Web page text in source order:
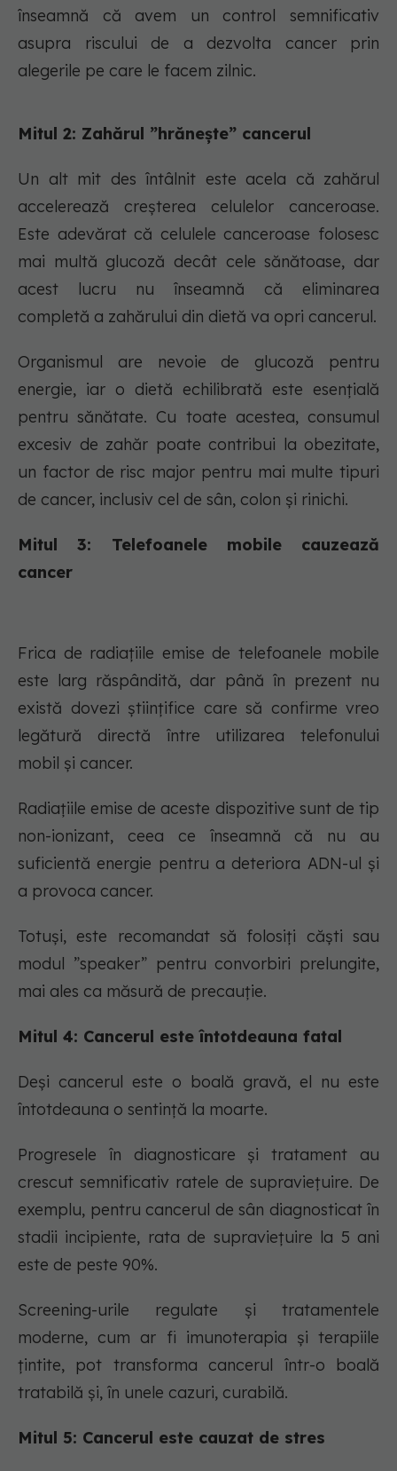
înseamnă că avem un control semnificativ
asupra riscului de a dezvolta cancer prin
alegerile pe care le facem zilnic.
Mitul 2: Zahărul ”hrănește” cancerul
Un alt mit des întâlnit este acela că zahărul
accelerează creșterea celulelor canceroase.
Este adevărat că celulele canceroase folosesc
mai multă glucoză decât cele sănătoase, dar
acest lucru nu înseamnă că eliminarea
completă a zahărului din dietă va opri cancerul.
Organismul are nevoie de glucoză pentru
energie, iar o dietă echilibrată este esențială
pentru sănătate. Cu toate acestea, consumul
excesiv de zahăr poate contribui la obezitate,
un factor de risc major pentru mai multe tipuri
de cancer, inclusiv cel de sân, colon și rinichi.
Mitul 3: Telefoanele mobile cauzează
cancer
Frica de radiațiile emise de telefoanele mobile
este larg răspândită, dar până în prezent nu
există dovezi științifice care să confirme vreo
legătură directă între utilizarea telefonului
mobil și cancer.
Radiațiile emise de aceste dispozitive sunt de tip
non-ionizant, ceea ce înseamnă că nu au
suficientă energie pentru a deteriora ADN-ul și
a provoca cancer.
Totuși, este recomandat să folosiți căști sau
modul ”speaker” pentru convorbiri prelungite,
mai ales ca măsură de precauție.
Mitul 4: Cancerul este întotdeauna fatal
Deși cancerul este o boală gravă, el nu este
întotdeauna o sentință la moarte.
Progresele în diagnosticare și tratament au
crescut semnificativ ratele de supraviețuire. De
exemplu, pentru cancerul de sân diagnosticat în
stadii incipiente, rata de supraviețuire la 5 ani
este de peste 90%.
Screening-urile regulate și tratamentele
moderne, cum ar fi imunoterapia și terapiile
țintite, pot transforma cancerul într-o boală
tratabilă și, în unele cazuri, curabilă.
Mitul 5: Cancerul este cauzat de stres